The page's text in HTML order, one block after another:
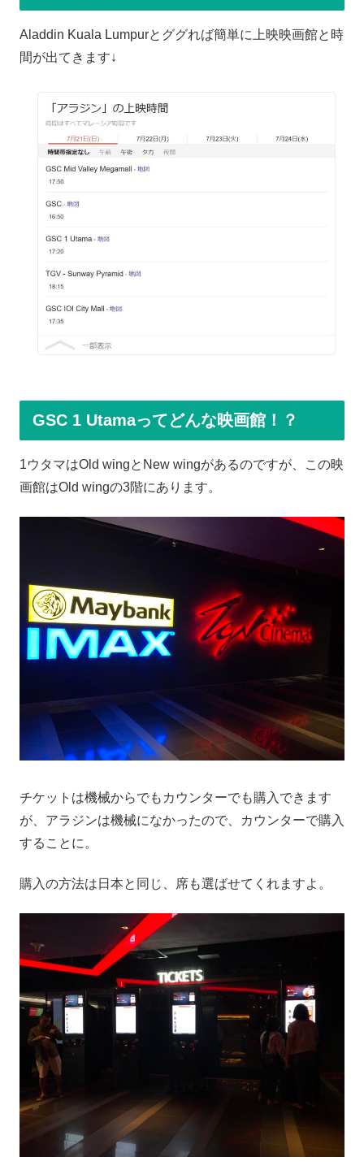
Aladdin Kuala Lumpurとググれば簡単に上映映画館と時
間が出てきます↓
GSC 1 Utamaってどんな映画館！？
1ウタマはOld wingとNew wingがあるのですが、この映
画館はOld wingの3階にあります。
チケットは機械からでもカウンターでも購入できます
が、アラジンは機械になかったので、カウンターで購入
することに。
購入の方法は日本と同じ、席も選ばせてくれますよ。